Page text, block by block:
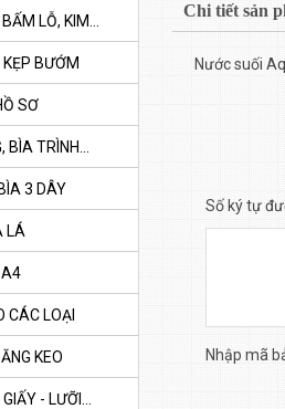
LỖ, KIM...
KẸP BƯỚM
SƠ
BÌA TRÌNH...
3 DÂY
LÁ
A4
CÁC LOẠI
KEO
- LƯỠI...
Chi tiết sản
Nước suối
Số ký tự
Nhập mã